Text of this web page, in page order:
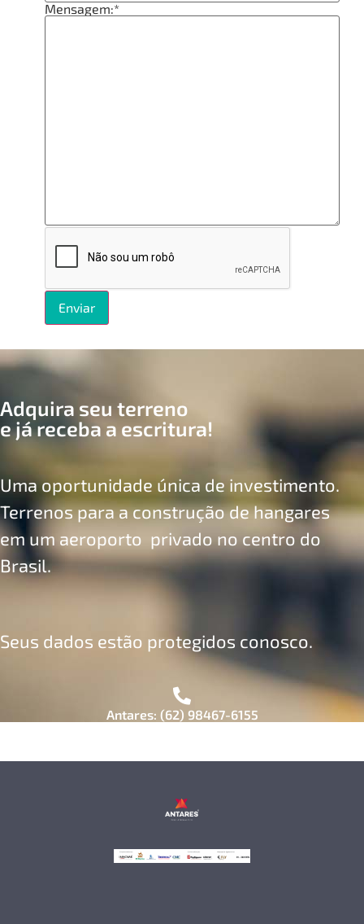
Mensagem:*
Adquira seu terreno
e já receba a escritura!
Uma oportunidade única de investimento.
Terrenos para a construção de hangares
em um aeroporto privado no centro do
Brasil.
Seus dados estão protegidos conosco.
Antares: (62) 98467-6155
Vincer: (62) 3928-8585